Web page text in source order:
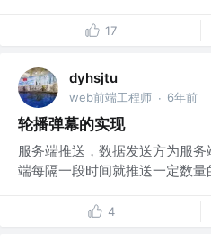
17
dyhsjtu
web前端工程师 · 6年前
轮播弹幕的实现
服务端推送，数据发送方为服
端每隔一段时间就推送一定数量
4